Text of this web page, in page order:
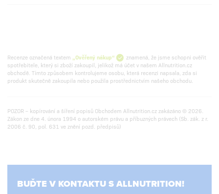
Recenze označená textem „Ověřený nákup“
znamená, že jsme schopni ověřit
spotřebitele, který si zboží zakoupil, jelikož má účet v našem Allnutrition.cz
obchodě. Tímto způsobem kontrolujeme osobu, která recenzi napsala, zda si
produkt skutečně zakoupila nebo použila prostřednictvím našeho obchodu.
POZOR – kopírování a šíření popisů Obchodem Allnutrition.cz zakázáno © 2026.
Zákon ze dne 4. února 1994 o autorském právu a příbuzných právech (Sb. zák. z r.
2006 č. 90, pol. 631 ve znění pozd. předpisů)
BUĎTE V KONTAKTU S ALLNUTRITION!